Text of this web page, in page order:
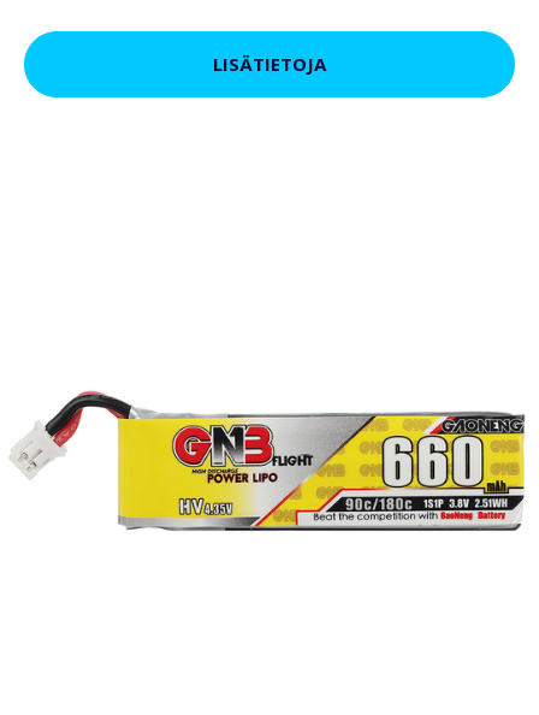
LISÄTIETOJA